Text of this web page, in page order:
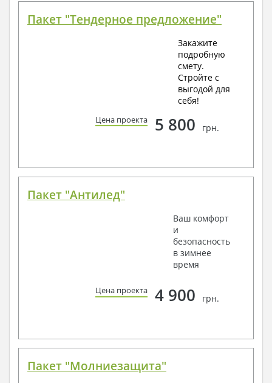
Пакет "Тендерное предложение"
Закажите
подробную
смету.
Стройте с
выгодой для
себя!
Цена проекта 5 800 грн.
Пакет "Антилед"
Ваш комфорт
и
безопасность
в зимнее
время
Цена проекта 4 900 грн.
Пакет "Молниезащита"